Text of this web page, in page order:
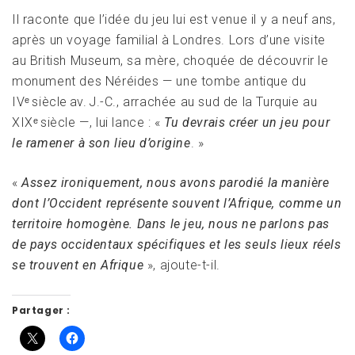
Il raconte que l’idée du jeu lui est venue il y a neuf ans,
après un voyage familial à Londres. Lors d’une visite
au British Museum, sa mère, choquée de découvrir le
monument des Néréides — une tombe antique du
IVᵉ siècle av. J.-C., arrachée au sud de la Turquie au
XIXᵉ siècle —, lui lance : « Tu devrais créer un jeu pour
le ramener à son lieu d’origine. »
«Assez ironiquement, nous avons parodié la manière
dont l’Occident représente souvent l’Afrique, comme un
territoire homogène. Dans le jeu, nous ne parlons pas
de pays occidentaux spécifiques et les seuls lieux réels
se trouvent en Afrique », ajoute-t-il.
Partager :